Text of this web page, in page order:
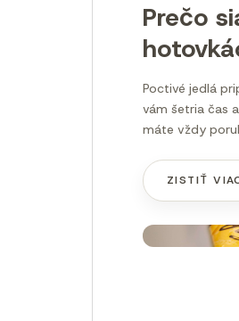
Prečo
Poctivé jedlá
vám šetria čas
máte vždy
ZISTIŤ